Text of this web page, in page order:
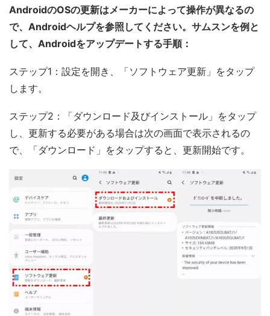
AndroidのOSの更新はメーカーによって操作が異なるの
で、Androidヘルプを参照してください。サムスンを例と
して、Androidをアップデートする手順：
ステップ1：設定を開き、「ソフトウェア更新」をタップ
します。
ステップ2：「ダウンロード及びインストール」をタップ
し、更新する必要がある場合は次の画面で表示されるの
で、「ダウンロード」をタップすると、更新開始です。